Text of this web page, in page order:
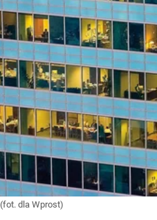
(fot. dla Wprost)